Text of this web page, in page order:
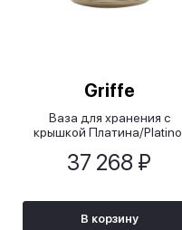
Griffe
Ваза для хранения с
крышкой Платина/Platino,
37 268 ₽
В корзину